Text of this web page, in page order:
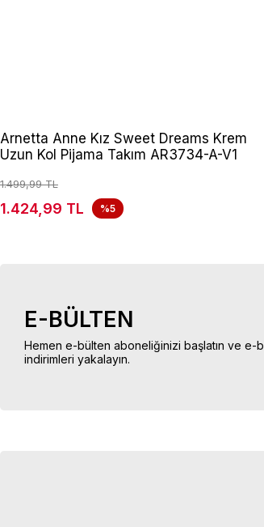
Arnetta Anne Kız Sweet Dreams Krem
Uzun Kol Pijama Takım AR3734-A-V1
1.499,99 TL
1.424,99 TL %5
E-BÜLTEN
Hemen e-bülten aboneliğinizi başlatın ve e-
indirimleri yakalayın.